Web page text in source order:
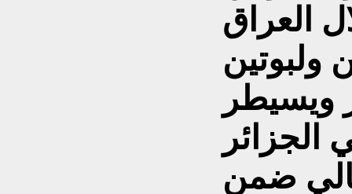
العراق
ولبوتين
ويسيطر
ضمن